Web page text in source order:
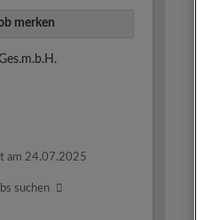
merken
am 24.07.2025
suchen